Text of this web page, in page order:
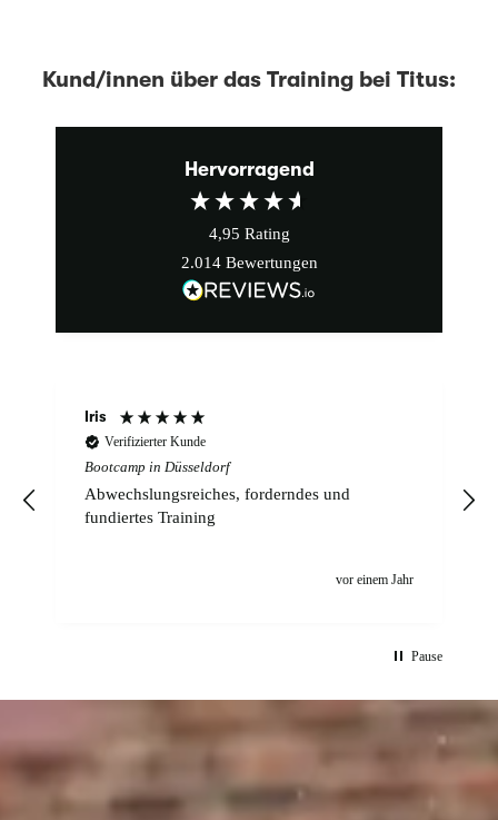
Kund/innen über das Training bei Titus:
Hervorragend
4,95 Rating
2.014 Bewertungen
Iris
Verifizierter Kunde
Bootcamp in Düsseldorf
Abwechslungsreiches, forderndes und
fundiertes Training
vor einem Jahr
Pause